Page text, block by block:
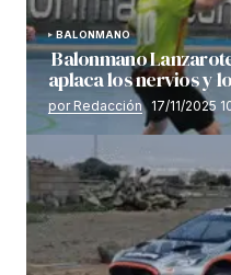
BALONMANO
Balonmano
aplaca los nervios y
por Redacción 17/11/2025